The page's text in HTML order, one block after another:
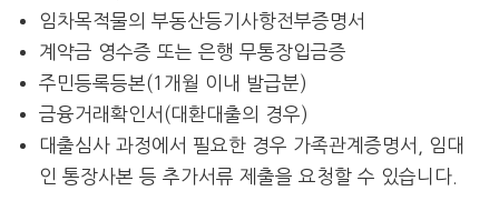
임차목적물의 부동산등기사항전부증명서
계약금 영수증 또는 은행 무통장입금증
주민등록등본(1개월 이내 발급분)
금융거래확인서(대환대출의 경우)
대출심사 과정에서 필요한 경우 가족관계증명서, 임대
인 통장사본 등 추가서류 제출을 요청할 수 있습니다.